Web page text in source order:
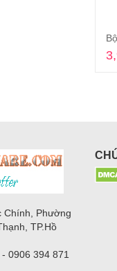
Chính, Phường
TP.Hồ
0906 394 871